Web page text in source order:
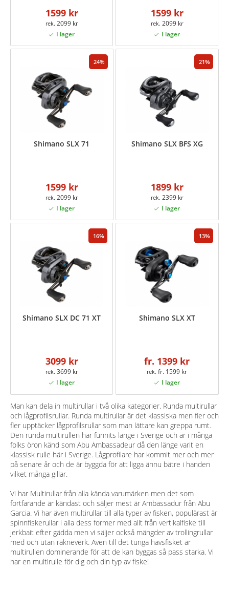
1599 kr
2099 kr
1599 kr
2099 kr
24
Shimano SLX 71
1599 kr
2099 kr
21
Shimano SLX BFS XG
1899 kr
2399 kr
16
Shimano SLX DC 71 XT
3099 kr
3699 kr
13
Shimano SLX XT
fr. 1399 kr
fr. 1599 kr
Man kan dela in multirullar i två olika kategorier. Runda multirullar
och lågprofilsrullar. Runda multirullar är det klassiska men fler och
fler upptäcker lågprofilsrullar som man lättare kan greppa rumt.
Den runda multirullen har funnits länge i Sverige och är i många
folks öron känd som Abu Ambassadeur då den länge varit en
klassisk rulle här i Sverige. Lågprofilare har kommit mer och mer
på senare år och de är byggda för att ligga ännu bätre i handen
vilket många gillar.
Vi har Multirullar från alla kända varumärken men det som
fortfarande är kändast och säljer mest är Ambassadur från Abu
Garcia. Vi har även multirullar till alla typer av fisken, populärast är
spinnfiskerullar i alla dess former med allt från vertikalfiske till
jerkbait efter gädda men vi säljer också mängder av trollingrullar
med och utan räkneverk. Även till det tunga havsfisket är
multirullen dominerande för att de kan byggas så pass starka. Vi
har en multirulle för dig och din typ av fiske!